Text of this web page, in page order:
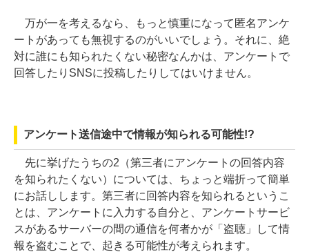
万が一を考えるなら、もっと慎重になって匿名アンケ
ートがあっても無視するのがいいでしょう。それに、絶
対に誰にも知られたくない秘密なんかは、アンケートで
回答したりSNSに投稿したりしてはいけません。
アンケート送信途中で情報が知られる可能性!?
先に挙げたうちの2（第三者にアンケートの回答内容
を知られたくない）については、ちょっと端折って簡単
にお話しします。第三者に回答内容を知られるというこ
とは、アンケートに入力する自分と、アンケートサービ
スがあるサーバーの間の通信を何者かが「盗聴」して情
報を盗むことで、起きる可能性が考えられます。